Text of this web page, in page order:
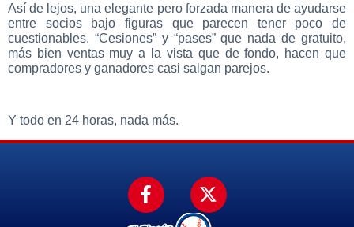
Así de lejos, una elegante pero forzada manera de ayudarse
entre socios bajo figuras que parecen tener poco de
cuestionables. “Cesiones” y “pases” que nada de gratuito,
más bien ventas muy a la vista que de fondo, hacen que
compradores y ganadores casi salgan parejos.
Y todo en 24 horas, nada más.